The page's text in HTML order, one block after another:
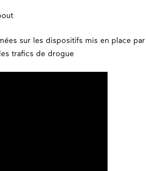
sur les dispositifs mis en place par
trafics de drogue